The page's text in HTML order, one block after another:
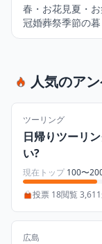
春・お花見夏・
冠婚葬祭季節の
人気のア
ツーリング
日帰りツーリ
い?
現在トップ 100〜
投票 18閲覧 3,611
広島